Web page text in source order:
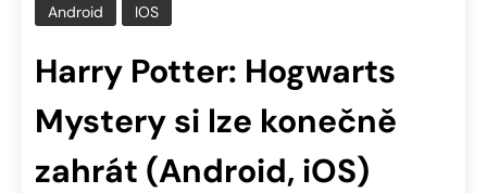
Android IOS
Harry Potter: Hogwarts
Mystery si lze konečně
zahrát (Android, iOS)